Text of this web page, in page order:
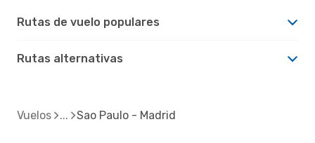
Rutas de vuelo populares
Rutas alternativas
Vuelos Sao Paulo - Madrid